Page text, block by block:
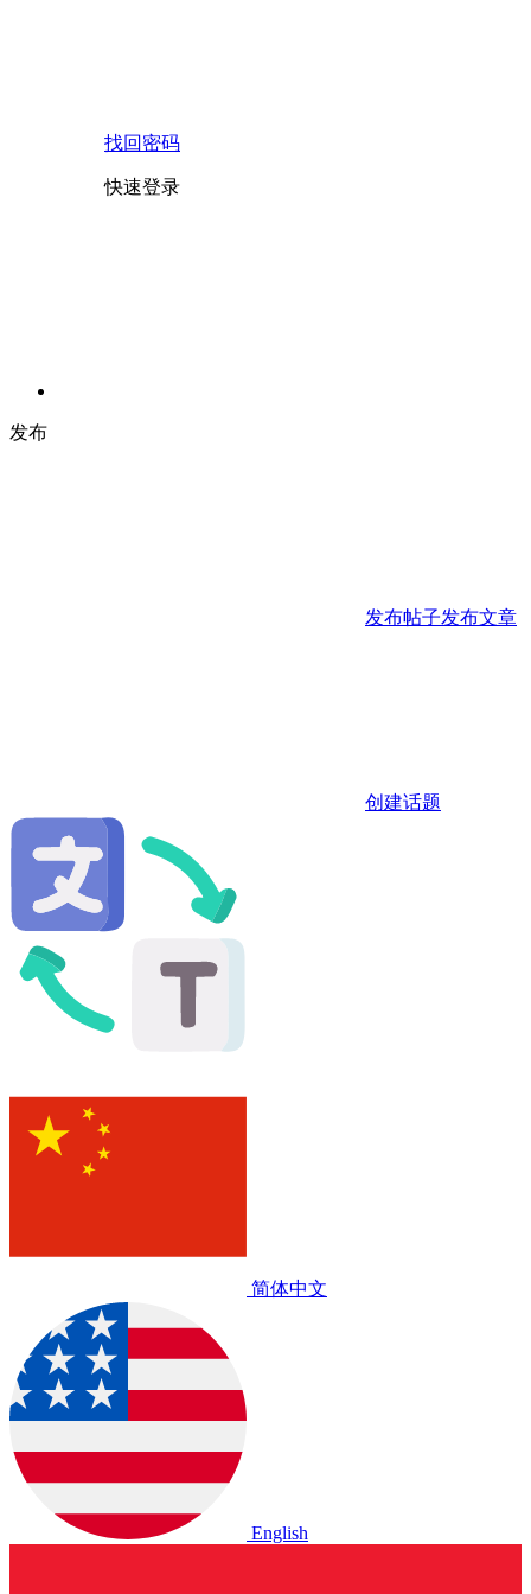
找回密码
快速登录
发布
发布帖子发布文章
创建话题
简体中文
English